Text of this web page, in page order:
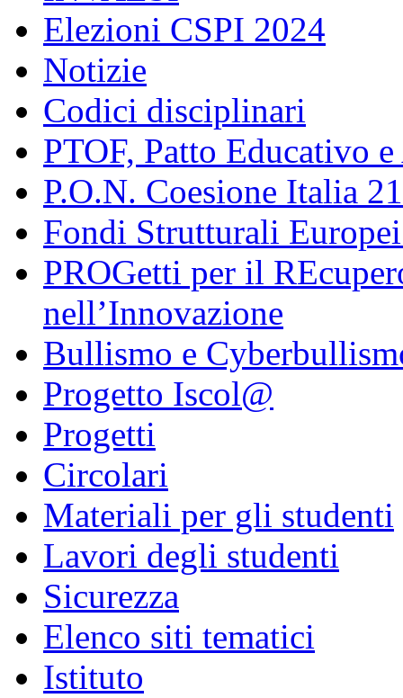
Elezioni CSPI 2024
Notizie
Codici disciplinari
PTOF, Patto Educativo
P.O.N. Coesione Italia
Fondi Strutturali
PROGetti per il
nell’Innovazione
Bullismo e
Progetto Iscol@
Progetti
Circolari
Materiali per gli studenti
Lavori degli studenti
Sicurezza
Elenco siti tematici
Istituto